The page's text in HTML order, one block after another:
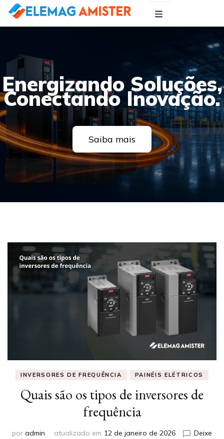
Energizando Soluções,
Conectando Inovação.
Saiba mais
INVERSORES DE FREQUÊNCIA PAINÉIS ELÉTRICOS
Quais são os tipos de inversores de
frequência
por admin atualizado em 12 de janeiro de 2026
Deixe